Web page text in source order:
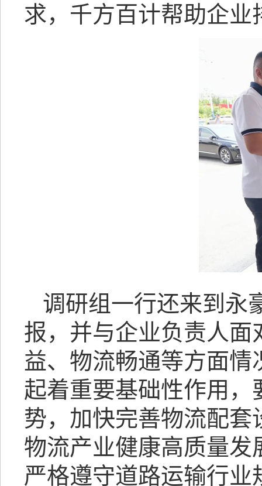
求，千方百计帮助企业
调研组一行还来到永
报，并与企业负责人
益、物流畅通等方面
起着重要基础性作用
势，加快完善物流配
物流产业健康高质量
严格遵守道路运输行